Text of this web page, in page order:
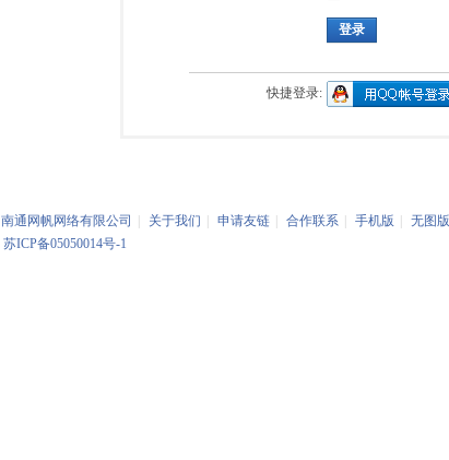
登录
快捷登录:
南通网帆网络有限公司 关于我们 申请友链 合作联系 手机版 无图版
苏ICP备05050014号-1